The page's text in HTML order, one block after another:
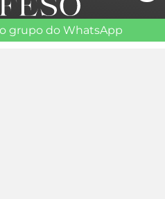
grupo do WhatsApp